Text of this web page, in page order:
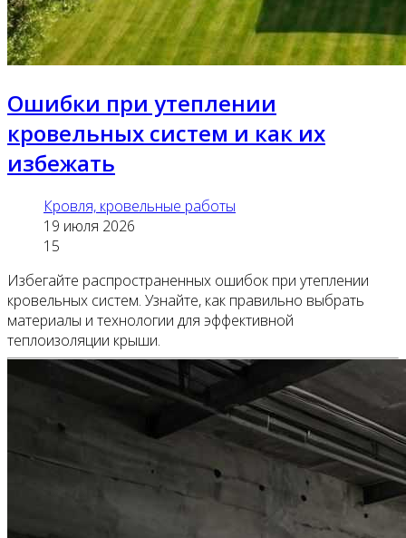
Ошибки при утеплении
кровельных систем и как их
избежать
Кровля, кровельные работы
19 июля 2026
15
Избегайте распространенных ошибок при утеплении
кровельных систем. Узнайте, как правильно выбрать
материалы и технологии для эффективной
теплоизоляции крыши.